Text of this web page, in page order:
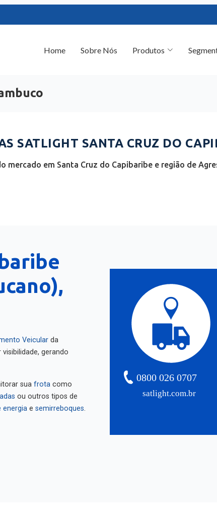
SATLIGHT SANTA CRUZ DO
em Santa Cruz do Capibaribe e região de
Veicular da
gerando
sua frota como
ou outros tipos de
energia e semirreboques
satlight.com.br
0800 026 0707